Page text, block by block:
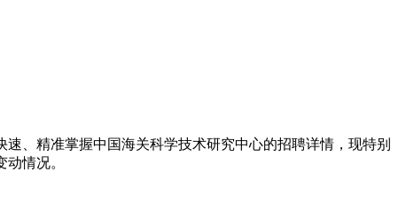
、精准掌握中国海关科学技术研究中心的招聘详情，现特别
情况。